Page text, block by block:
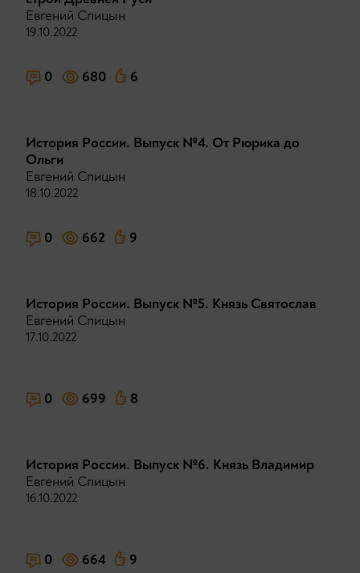
Евгений Спицын
19.10.2022
0 680 6
История России. Выпуск №4. От Рюрика до
Ольги
Евгений Спицын
18.10.2022
0 662 9
История России. Выпуск №5. Князь Святослав
Евгений Спицын
17.10.2022
0 699 8
История России. Выпуск №6. Князь Владимир
Евгений Спицын
16.10.2022
0 664 9